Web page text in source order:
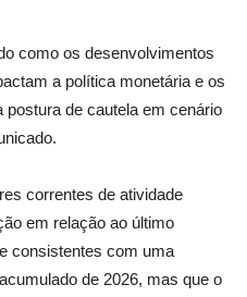
como os desenvolvimentos
a política monetária e os
de cautela em cenário
correntes de atividade
em relação ao último
consistentes com uma
de 2026, mas que o